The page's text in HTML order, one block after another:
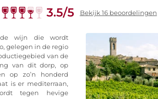
3.5/5 Bekijk 16 beoordelingen
wijn die wordt
gelegen in de regio
van de
van dit dorp, op
op zo’n honderd
is er mediterraan,
tegen hevige